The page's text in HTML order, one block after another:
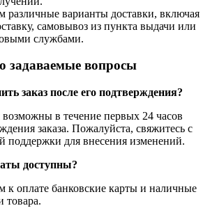
различные варианты доставки, включая
самовывоз из пункта выдачи или
службами.
задаваемые вопросы
заказ после его подтверждения?
в течение первых 24 часов
заказа. Пожалуйста, свяжитесь с
поддержки для внесения изменений.
доступны?
оплате банковские карты и наличные
товара.